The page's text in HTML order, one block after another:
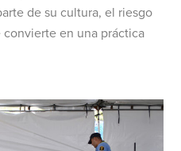
de su cultura, el riesgo
en una práctica